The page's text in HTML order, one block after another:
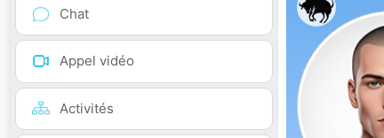
Chat
Appel vidéo
Activités